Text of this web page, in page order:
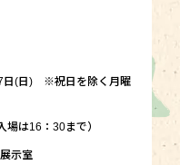
日(日) ※祝日を除く月曜
は16：30まで）
示室